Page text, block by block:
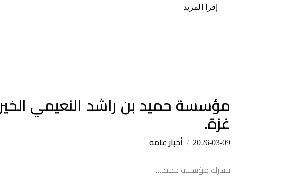
إقرا المزيد
مؤسسة حميد بن راشد النعيمي
غزة.
2026-03-09
أخبار عامة
تشارك مؤسسة حميد…